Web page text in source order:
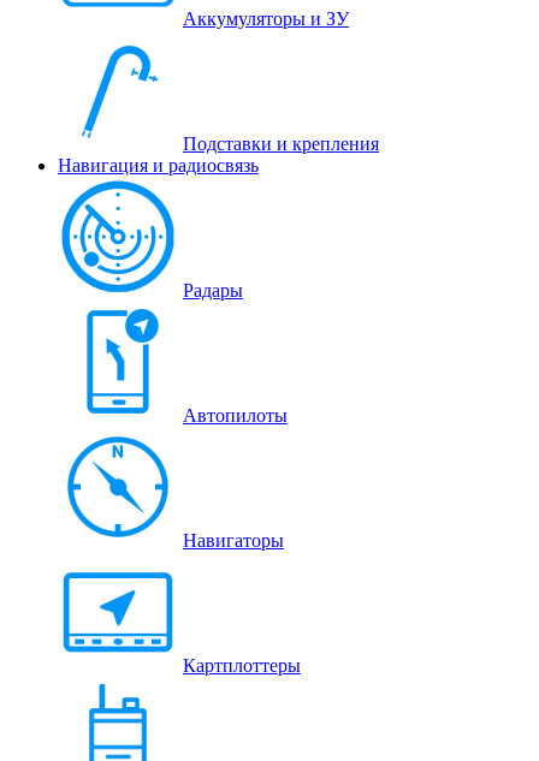
Аккумуляторы и ЗУ
Подставки и крепления
Навигация и радиосвязь
Радары
Автопилоты
Навигаторы
Картплоттеры